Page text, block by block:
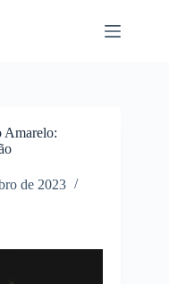
Amarelo:
de 2023